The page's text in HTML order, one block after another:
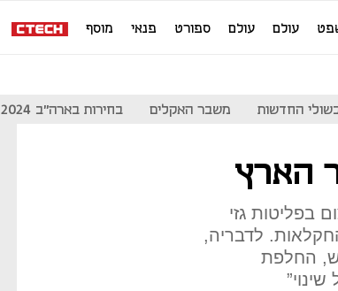
עולם עולם ספורט פנאי מוסף
החדשות משבר האקלים בחירות בארה"ב 2024
הארץ
בפליטות גזי
לדבריה,
החלפת